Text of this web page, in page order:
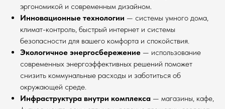
эргономикой и современным дизайном.
Инновационные технологии — системы умного дома,
климат-контроль, быстрый интернет и системы
безопасности для вашего комфорта и спокойствия.
Экологичное энергосбережение — использование
современных энергоэффективных решений поможет
снизить коммунальные расходы и заботиться об
окружающей среде.
Инфраструктура внутри комплекса — магазины, кафе,